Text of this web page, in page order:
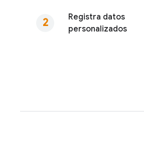
Registra datos
personalizados